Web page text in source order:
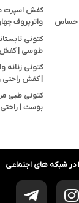
حساس
واترپروف
پیاده‌روی،
کتونی
ضدلغزش
کتونی زنانه
| کفش
Vicko
کتونی طبی
بوست |
در شبکه های اجتماعی